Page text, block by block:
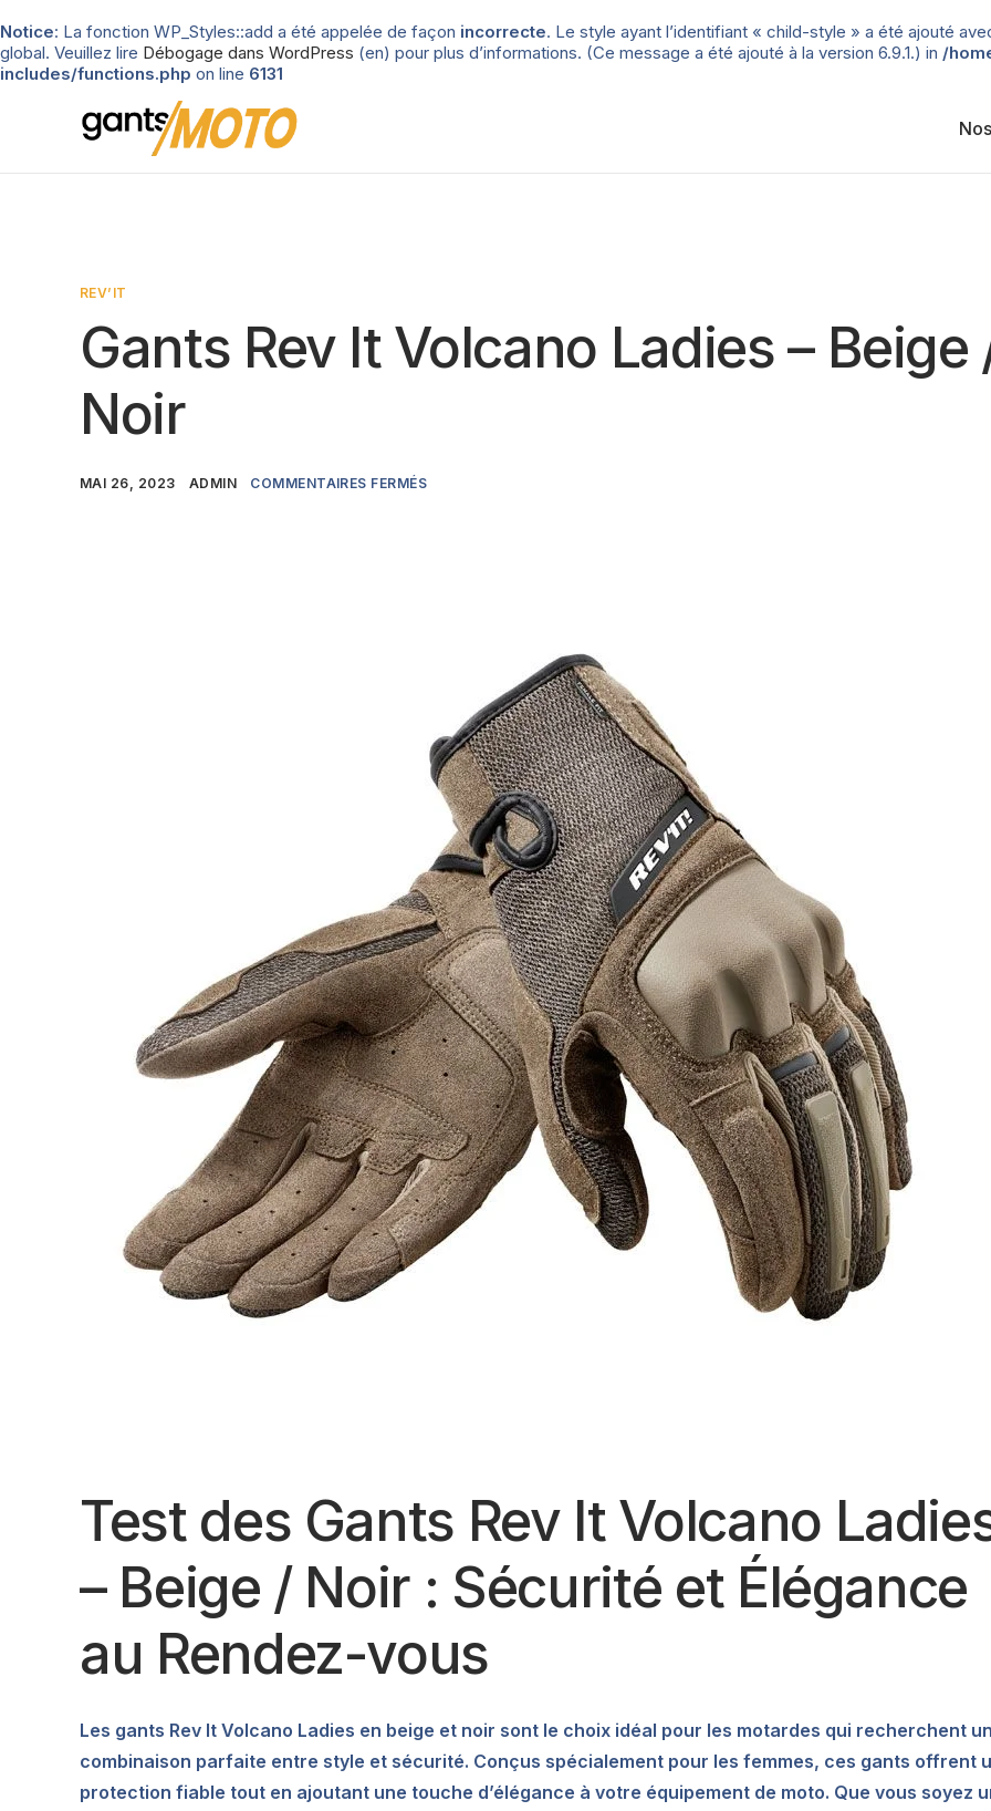
Notice: La fonction WP_Styles::add a été appelée de façon incorrecte. Le style ayant l’identifiant « child-style » a été ajouté
global. Veuillez lire Débogage dans WordPress (en) pour plus d’informations. (Ce message a été ajouté à la version 6.9.1.) in /
includes/functions.php on line 6131
REV’IT
Gants Rev It Volcano Ladies – Beige
Noir
MAI 26, 2023 ADMIN COMMENTAIRES FERMÉS
Test des Gants Rev It Volcano
– Beige / Noir : Sécurité et Élégance
au Rendez-vous
Les gants Rev It Volcano Ladies en beige et noir sont le choix idéal pour les motardes qui recherchent
combinaison parfaite entre style et sécurité. Conçus spécialement pour les femmes, ces gants offrent
protection fiable tout en ajoutant une touche d’élégance à votre équipement de moto. Que vous soyez